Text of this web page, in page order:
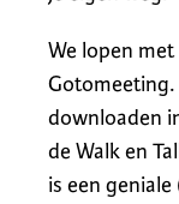
We lopen
Gotomeeting.
downloaden
de Walk en
is een